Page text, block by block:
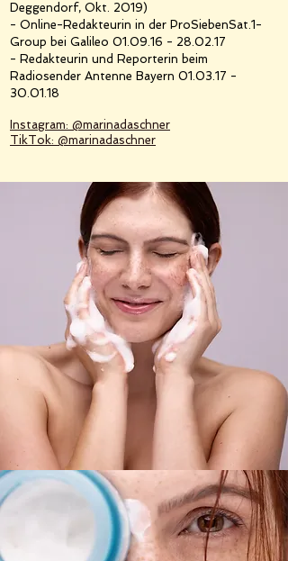
Deggendorf, Okt. 2019)
- Online-Redakteurin in der ProSiebenSat.1-
Group bei Galileo 01.09.16 - 28.02.17
- Redakteurin und Reporterin beim
Radiosender Antenne Bayern 01.03.17 -
30.01.18
Instagram: @marinadaschner
TikTok: @marinadaschner